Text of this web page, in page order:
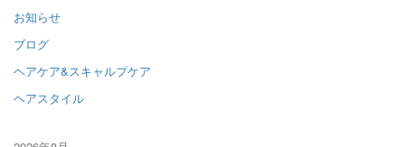
お知らせ
ブログ
ヘアケア&スキャルプケア
ヘアスタイル